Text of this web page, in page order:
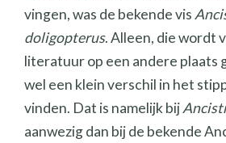
vingen, was de bekende vis
doligopterus. Alleen, die wordt
literatuur op een andere plaats
wel een klein verschil in het
vinden. Dat is namelijk bij
aanwezig dan bij de bekende